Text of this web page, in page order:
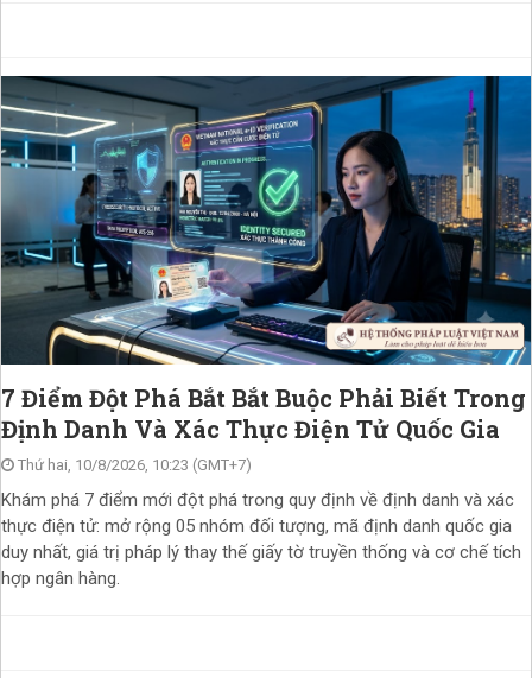
7 Điểm Đột Phá Bắt Bắt Buộc Phải Biết Trong
Định Danh Và Xác Thực Điện Tử Quốc Gia
Thứ hai, 10/8/2026, 10:23 (GMT+7)
Khám phá 7 điểm mới đột phá trong quy định về định danh và xác
thực điện tử: mở rộng 05 nhóm đối tượng, mã định danh quốc gia
duy nhất, giá trị pháp lý thay thế giấy tờ truyền thống và cơ chế tích
hợp ngân hàng.